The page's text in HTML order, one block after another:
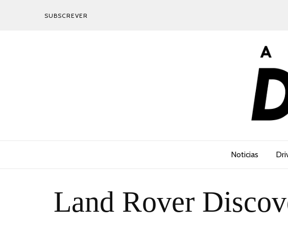
SUBSCREVER
Noticias
Land Rover